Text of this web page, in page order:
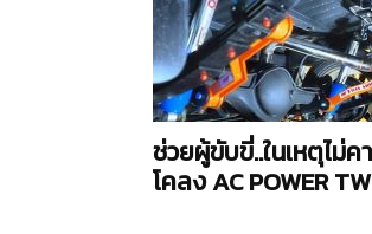
ช่วยผู้ขับขี่..ในเหตุไม่
โคลง AC POWER